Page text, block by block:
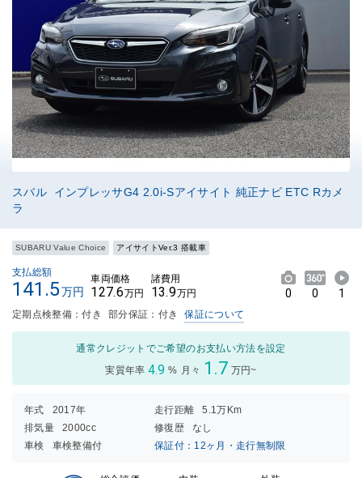
スバル インプレッサG4 2.0i-Sアイサイト 純正ナビ ETC Rカメ
ラ
SUBARU Value Choice アイサイトVer.3 搭載車
支払総額
141.5万円
車両価格
127.6万円
諸費用
13.9万円 0 0 1
定期点検整備：付き 部分保証：付き 保証について
通常クレジットでご希望のお支払い方法を設定
実質年率 4.9 % 月々 1.7 万円~
年式 2017年 走行距離
5.1万Km
排気量
2000cc 修復歴
なし
車検
車検整備付 保証付：12ヶ月・走行無制限